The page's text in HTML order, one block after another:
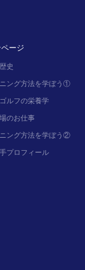
ージ
史
ング方法を学ぼう①
ルフの栄養学
のお仕事
ング方法を学ぼう②
プロフィール